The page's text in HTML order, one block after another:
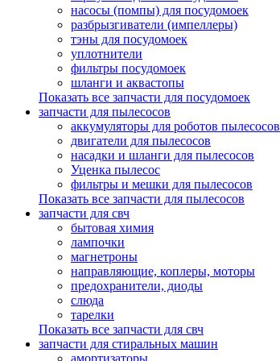
насосы (помпы) для посудомоек
разбрызгиватели (импеллеры)
тэны для посудомоек
уплотнители
фильтры посудомоек
шланги и аквастопы
Показать все запчасти для посудомоек
запчасти для пылесосов
аккумуляторы для роботов пылесосов
двигатели для пылесосов
насадки и шланги для пылесосов
Уценка пылесос
фильтры и мешки для пылесосов
Показать все запчасти для пылесосов
запчасти для свч
бытовая химия
лампочки
магнетроны
направляющие, коплеры, моторы
предохранители, диоды
слюда
тарелки
Показать все запчасти для свч
запчасти для стиральных машин
амортизаторы